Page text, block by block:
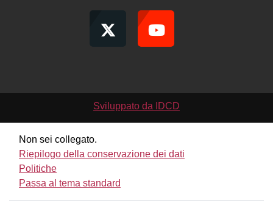
Sviluppato da IDCD
Non sei collegato.
Riepilogo della conservazione dei dati
Politiche
Passa al tema standard